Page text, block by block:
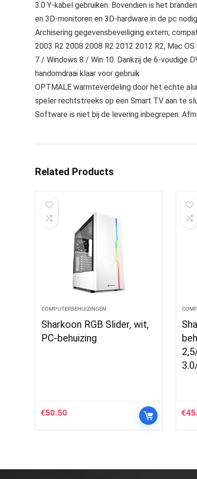
3.0 Y-kabel gebruiken. Bovendien is het
en 3D-monitoren en 3D-hardware in de pc
Archisering gegevensbeveiliging extern;
2003 R2 2008 2008 R2 2012 2012 R2, Mac
7 / Windows 8 / Win 10. Dankzij de 6-voudige
handomdraai klaar voor gebruik.
OPTMALE warmteverdeling door het echte
speler rechtstreeks op een Smart TV aan te
Software is niet bij de levering inbegrepen.
Related Products
COMPUTERBEHUIZINGEN
Sharkoon RGB Slider, wit,
PC-behuizing
€50.50 €